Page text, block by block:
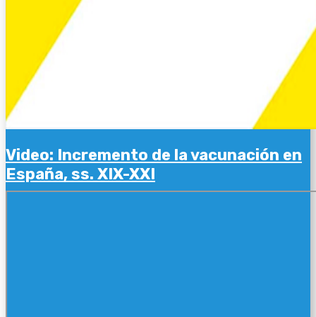
Video: Incremento de la vacunación en
España, ss. XIX-XXI